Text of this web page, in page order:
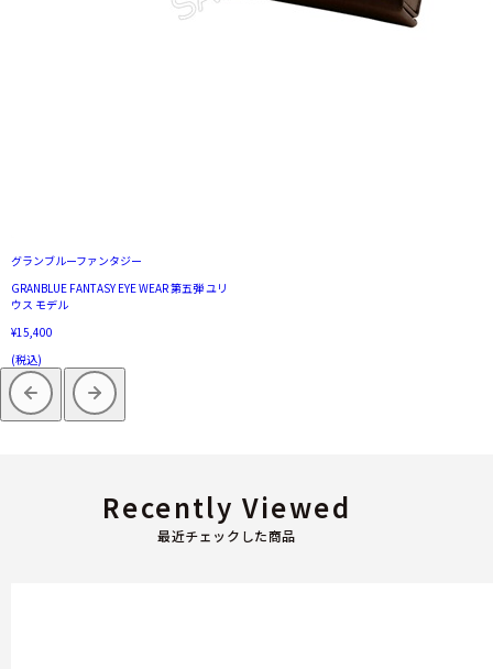
グランブルーファンタジー
GRANBLUE FANTASY EYE WEAR 第五弾 ユリ
ウス モデル
¥15,400
(税込)
最近チェックした商品
Recently Viewed